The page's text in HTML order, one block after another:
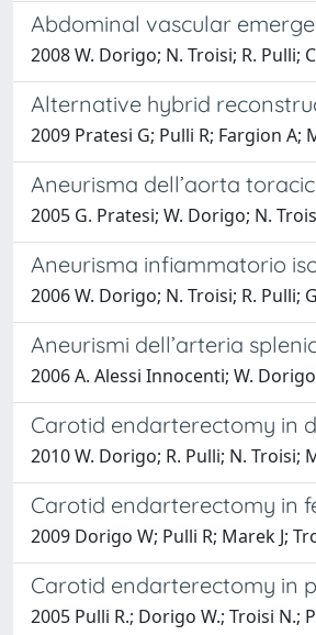
Abdominal vascular
2008 W. Dorigo; N. Troisi; R. Pulli;
Alternative hybrid
2009 Pratesi G; Pulli R; Fargion A;
Aneurisma dell’aorta
2005 G. Pratesi; W. Dorigo; N.
Aneurisma infiammatorio
2006 W. Dorigo; N. Troisi; R. Pulli;
Aneurismi dell’arteria
2006 A. Alessi Innocenti; W.
Carotid endarterectomy in
2010 W. Dorigo; R. Pulli; N. Troisi;
Carotid endarterectomy in
2009 Dorigo W; Pulli R; Marek J;
Carotid endarterectomy in
2005 Pulli R.; Dorigo W.; Troisi N.;